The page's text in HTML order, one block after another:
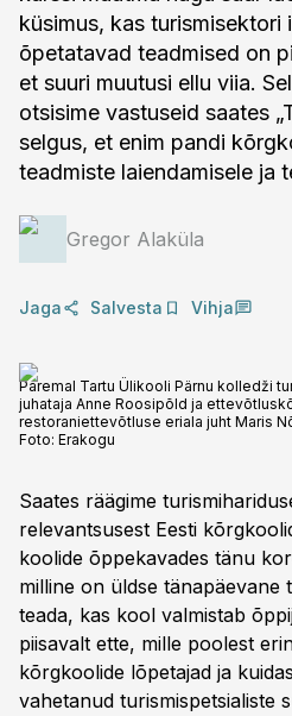
küsimus, kas turismisektori
õpetatavad teadmised on
et suuri muutusi ellu viia.
otsisime vastuseid saates
selgus, et enim pandi
teadmiste laiendamisele ja
Gregor Alaküla
Jaga Salvesta Vihja
Paremal Tartu Ülikooli Pärnu kolledži
juhataja Anne Roosipõld ja
restoraniettevõtluse eriala juht Maris
Foto: Erakogu
Saates räägime
relevantsusest Eesti
koolide õppekavades tänu
milline on üldse tänapäevane
teada, kas kool valmistab
piisavalt ette, mille poolest
kõrgkoolide lõpetajad ja
vahetanud turismispetsialiste